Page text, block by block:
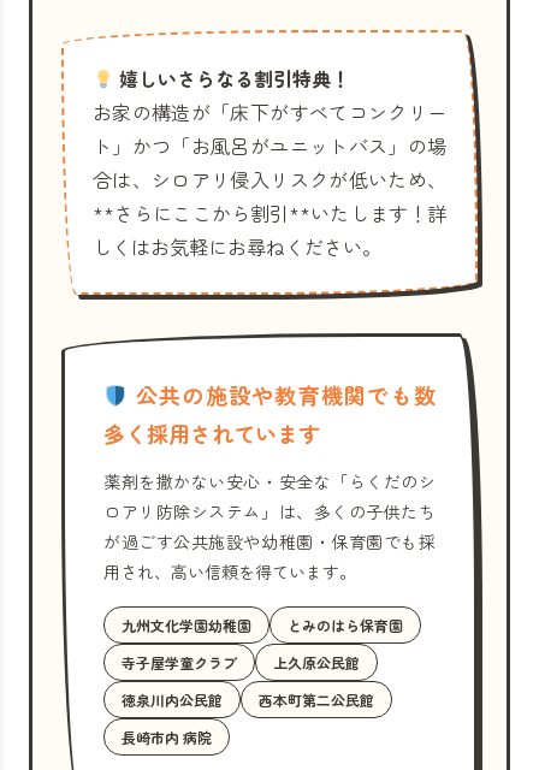
嬉しいさらなる割引特典！
お家の構造が「床下がすべてコンクリー
ト」かつ「お風呂がユニットバス」の場
合は、シロアリ侵入リスクが低いため、
**さらにここから割引**いたします！詳
しくはお気軽にお尋ねください。
公共の施設や教育機関でも数
多く採用されています
薬剤を撒かない安心・安全な「らくだのシ
ロアリ防除システム」は、多くの子供たち
が過ごす公共施設や幼稚園・保育園でも採
用され、高い信頼を得ています。
九州文化学園幼稚園
とみのはら保育園
寺子屋学童クラブ
上久原公民館
徳泉川内公民館
西本町第二公民館
長崎市内 病院